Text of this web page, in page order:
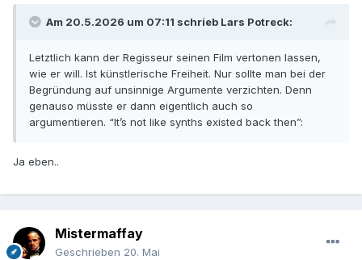
Am 20.5.2026 um 07:11 schrieb Lars Potreck:
Letztlich kann der Regisseur seinen Film vertonen lassen,
wie er will. Ist künstlerische Freiheit. Nur sollte man bei der
Begründung auf unsinnige Argumente verzichten. Denn
genauso müsste er dann eigentlich auch so
argumentieren. “It’s not like synths existed back then”:
Ja eben..
Mistermaffay
Geschrieben 20. Mai